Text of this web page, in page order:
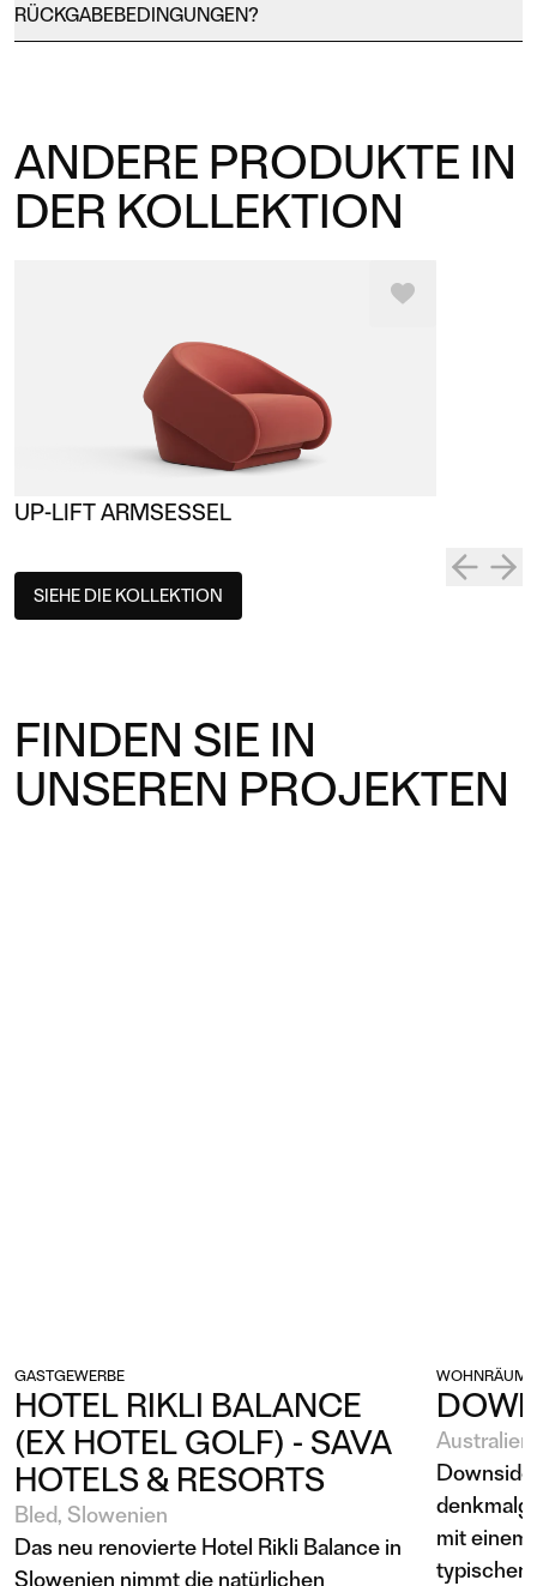
RÜCKGABEBEDINGUNGEN?
ANDERE PRODUKTE IN
DER KOLLEKTION
UP-LIFT ARMSESSEL
SIEHE DIE KOLLEKTION
FINDEN SIE IN
UNSEREN PROJEKTEN
GASTGEWERBE
HOTEL RIKLI BALANCE
(EX HOTEL GOLF) - SAVA
HOTELS & RESORTS
Bled, Slowenien
Das neu renovierte Hotel Rikli Balance in
Slowenien nimmt die natürlichen
WOHNRÄUME
Australien
mit einem
typischen